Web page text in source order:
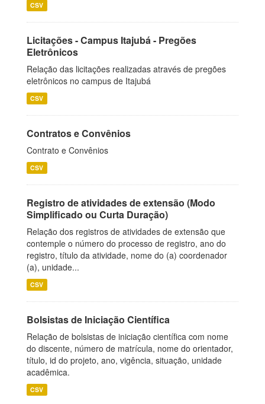
CSV
Licitações - Campus Itajubá - Pregões
Eletrônicos
Relação das licitações realizadas através de pregões
eletrônicos no campus de Itajubá
CSV
Contratos e Convênios
Contrato e Convênios
CSV
Registro de atividades de extensão (Modo
Simplificado ou Curta Duração)
Relação dos registros de atividades de extensão que
contemple o número do processo de registro, ano do
registro, título da atividade, nome do (a) coordenador
(a), unidade...
CSV
Bolsistas de Iniciação Científica
Relação de bolsistas de iniciação científica com nome
do discente, número de matrícula, nome do orientador,
título, id do projeto, ano, vigência, situação, unidade
acadêmica.
CSV